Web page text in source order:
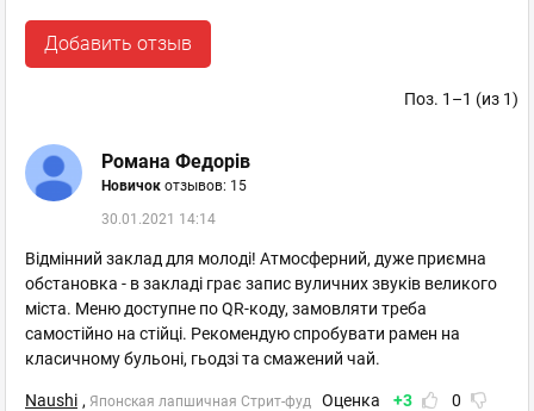
Добавить отзыв
Поз. 1–1 (из 1)
Романа Федорів
Новичок отзывов: 15
30.01.2021 14:14
Відмінний заклад для молоді! Атмосферний, дуже приємна
обстановка - в закладі грає запис вуличних звуків великого
міста. Меню доступне по QR-коду, замовляти треба
самостійно на стійці. Рекомендую спробувати рамен на
класичному бульоні, гьодзі та смажений чай.
Naushi , Японская лапшичная Стрит-фуд Оценка +3
0